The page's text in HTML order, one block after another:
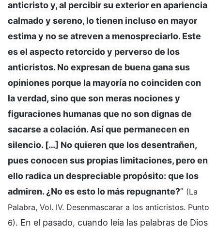
anticristo y, al percibir su exterior en apariencia
calmado y sereno, lo tienen incluso en mayor
estima y no se atreven a menospreciarlo. Este
es el aspecto retorcido y perverso de los
anticristos. No expresan de buena gana sus
opiniones porque la mayoría no coinciden con
la verdad, sino que son meras nociones y
figuraciones humanas que no son dignas de
sacarse a colación. Así que permanecen en
silencio. […] No quieren que los desentrañen,
pues conocen sus propias limitaciones, pero en
ello radica un despreciable propósito: que los
admiren. ¿No es esto lo más repugnante?” (La
Palabra, Vol. IV. Desenmascarar a los anticristos. Punto
6). En el pasado, cuando leía las palabras de Dios